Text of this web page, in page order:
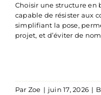
Choisir une structure en
capable de résister aux
simplifiant la pose,
projet, et d’éviter de
Par Zoe | juin 17, 2026 |